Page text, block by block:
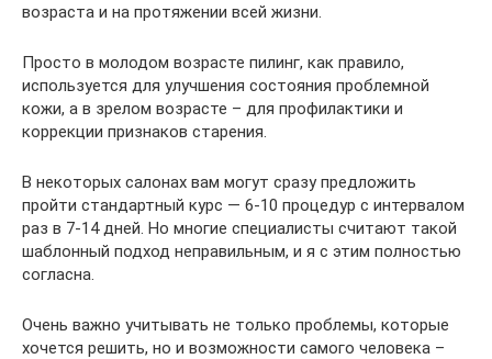
возраста и на протяжении всей жизни.
Просто в молодом возрасте пилинг, как правило,
используется для улучшения состояния проблемной
кожи, а в зрелом возрасте – для профилактики и
коррекции признаков старения.
В некоторых салонах вам могут сразу предложить
пройти стандартный курс — 6-10 процедур с интервалом
раз в 7-14 дней. Но многие специалисты считают такой
шаблонный подход неправильным, и я с этим полностью
согласна.
Очень важно учитывать не только проблемы, которые
хочется решить, но и возможности самого человека –